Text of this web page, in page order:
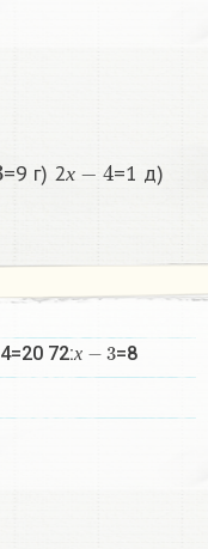
=9 г) 2х
=1 д)
72: х
х−3 =8​